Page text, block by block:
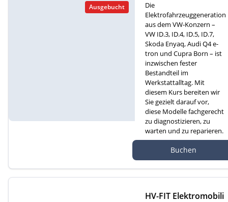
Ausgebucht
Die
Elektrofahrzeuggeneration
aus dem VW-Konzern –
VW ID.3, ID.4, ID.5, ID.7,
Skoda Enyaq, Audi Q4 e-
tron und Cupra Born – ist
inzwischen fester
Bestandteil im
Werkstattalltag. Mit
diesem Kurs bereiten wir
Sie gezielt darauf vor,
diese Modelle fachgerecht
zu diagnostizieren, zu
warten und zu reparieren.
atte 1D, 6260 Reiden
Buchen
HV-FIT Elektromobili